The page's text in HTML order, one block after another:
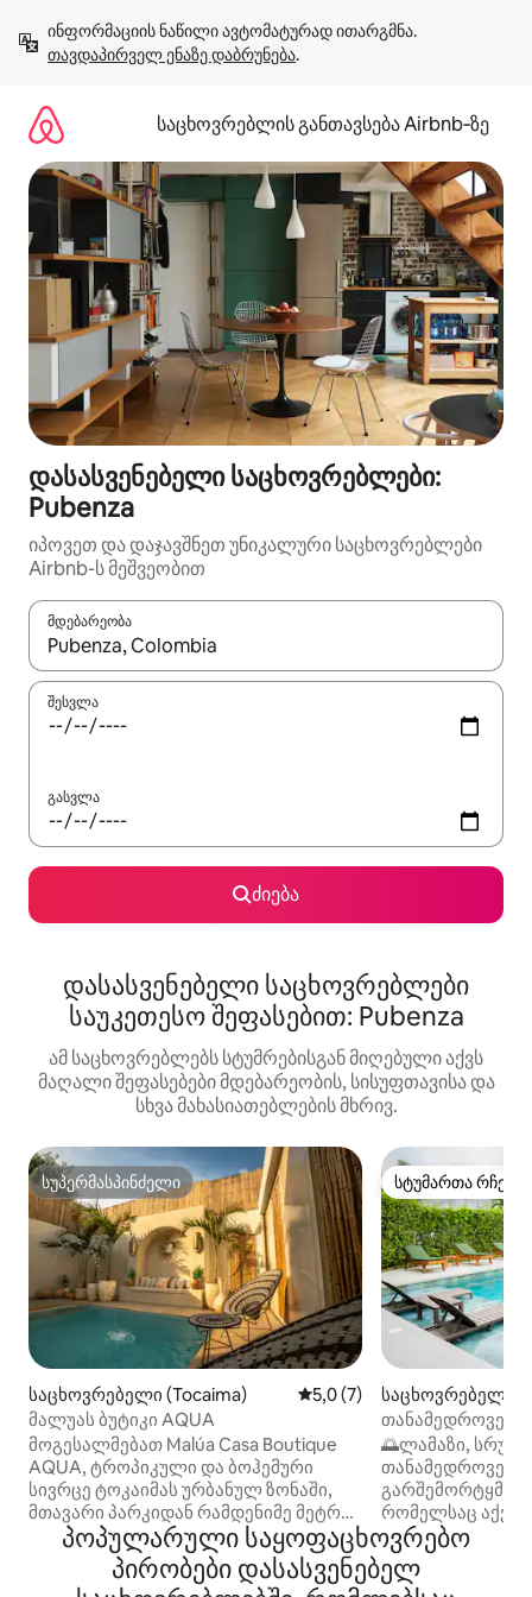
გადასვლა
თავდაპირველ ენაზე დაბრუნება.
საცხოვრებლის განთავსება Airbnb‑ზე
დასასვენებელი საცხოვრებლები:
Pubenza
იპოვეთ და დაჯავშნეთ უნიკალური საცხოვრებლები
Airbnb-ს მეშვეობით
მდებარეობა
როცა შედეგები ხელმისაწვდომი გახდება, ნავიგაციისთვის
შესვლა
გასვლა
ძიება
დასასვენებელი საცხოვრებლები
საუკეთესო შეფასებით: Pubenza
ამ საცხოვრებლებს სტუმრებისგან მიღებული აქვს
მაღალი შეფასებები მდებარეობის, სისუფთავისა და
სხვა მახასიათებლების მხრივ.
სუპერმასპინძელი
სუპერმასპინძელი
საცხოვრებელი (Tocaima) საშუალო შეფასებაა
5,0 (7)
მალუას ბუტიკი AQUA
მოგესალმებათ Malúa Casa Boutique
AQUA, ტროპიკული და ბოჰემური
სივრცე ტოკაიმას ურბანულ ზონაში,
მთავარი პარკიდან რამდენიმე მეტრის
მოშორებით. ისიამოვნეთ მთლიანი
სახლით მაქსიმუმ 12 ადამიანისთვის,
რომელშიც არის კერძო აუზი, ტერასა
სტუმართა
სტუმართა
საცხოვრებელი
თანამედროვე
მელგარი -
🌅ლამაზი,
თანამედროვე,
რომელსაც აქვს
და უნიკალური
მეგობრებთან
პოპულარული საყოფაცხოვრებო
პირობები დასასვენებელ